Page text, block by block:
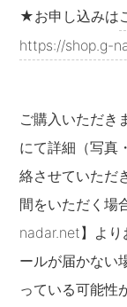
★お申し込みは
https://shop.g-
ご購入いただき
にて詳細（写真
絡させていただ
間をいただく場
nadar.net】より
ールが届かない
っている可能性